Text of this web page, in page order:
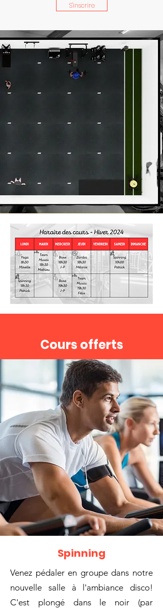
S'inscrire
Cours offerts
Spinning
Venez pédaler en groupe dans notre
nouvelle salle à l'ambiance disco!
C'est plongé dans le noir (par